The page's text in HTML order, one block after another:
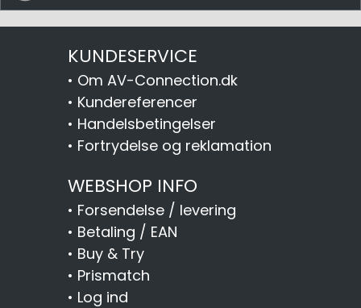
KUNDESERVICE
• Om AV-Connection.dk
• Kundereferencer
• Handelsbetingelser
• Fortrydelse og reklamation
WEBSHOP INFO
• Forsendelse / levering
• Betaling / EAN
• Buy & Try
• Prismatch
• Log ind